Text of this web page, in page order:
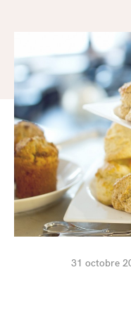
31 octobre